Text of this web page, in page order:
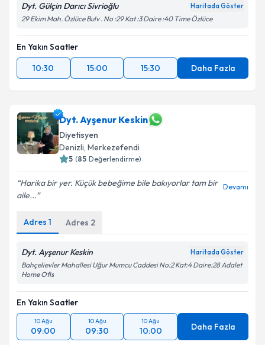
Dyt. Gülçin Darıcı Sivrioğlu Haritada Göster
29 Ekim Mah. Özlüce Bulv . No :29 Kat :3 Daire :40 Time Özlüce
En Yakın Saatler
10:30
15:00 15:30 Daha Fazla
Dyt. Ayşenur Keskin
Diyetisyen
Denizli, Merkezefendi
5 (85 Değerlendirme)
Harika bir yer. Küçük bebeğime bile bakıyorlar tam bir
aile...
Devamı
Adres 1 Adres 2
Dyt. Ayşenur Keskin Haritada Göster
Bahçelievler Mahallesi Uğur Mumcu Caddesi No:2 Kat:4 Daire:28 Adalet
Home Ofis
En Yakın Saatler
10 Ağu
09:00
10 Ağu
09:30
10 Ağu
10:00 Daha Fazla